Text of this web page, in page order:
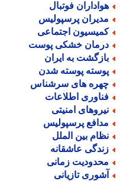
فوتبال
پرسپولیس
اجتماعی
خشکی پوست
به ایران
پوسته شدن
های سرشناس
اطلاعات
امنیتی
پرسپولیس
بین الملل
عاشقانه
زمانی
تازیانی